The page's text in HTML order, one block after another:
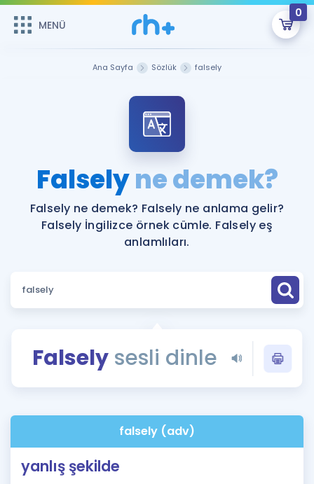
MENÜ
0
Şifremi Hatırlamıyorum
ÜYE DEĞİLİM
Sepetin Şu An Boş.
Remzi Hoca ile seni sınava hazırlayacak onlarca eğitim seni
bekliyor!
MENÜ
Katılımcı Görüşleri
Faydalı Araçlar
Sözlük
Rehberlik Aracı
ÖSYM Sınav Takvimi
Kampanyalar
Blog
Hakkımızda
Ana Sayfa Sözlük falsely
Falselyne demek?
Falsely ne demek? Falsely ne anlama gelir?
Falsely İngilizce örnek cümle. Falsely eş
anlamlıları.
Falsely sesli dinle
falsely (adv)
yanlış şekilde